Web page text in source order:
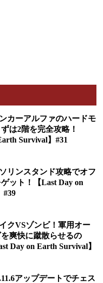
カーアルファのハードモ
は2階を完全攻略！
Survival】#31
リンスタンド攻略でオフ
ット！【Last Day on
#39
クVSゾンビ！軍用オー
を爽快に蹴散らせるの
Day on Earth Survival】
アップデートでチェス